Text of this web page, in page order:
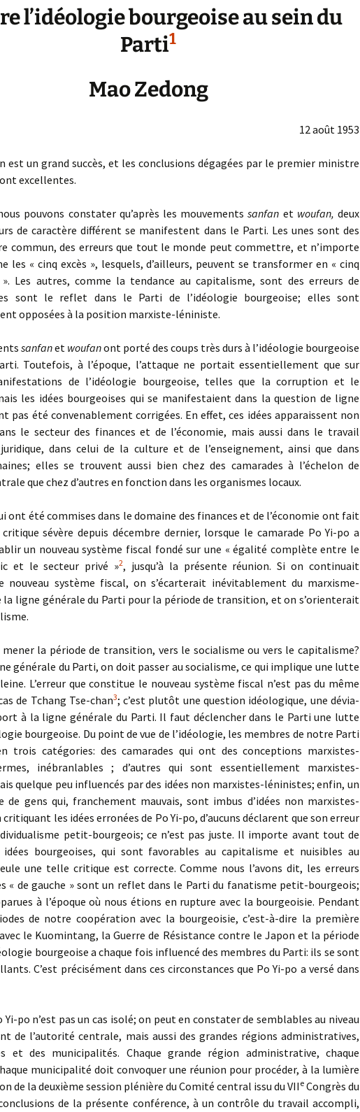
l’idéologie bourgeoise au sein du
Parti1
Mao Zedong
12 août 1953
est un grand succès, et les conclusions dégagées par le premier ministre
excellentes.
pouvons constater qu’après les mouvementssanfan et woufan, deux
de caractère différent se mani­festent dans le Parti. Les unes sont des
commun, des erreurs que tout le monde peut commettre, et n’importe
les « cinq excès », lesquels, d’ailleurs, peuvent se transformer en « cinq
». Les autres, comme la tendance au capitalisme, sont des erreurs de
sont le reflet dans le Parti de l’idéo­logie bourgeoise; elles sont
opposées à la position marxiste-léniniste.
sanfanet woufanont porté des coups très durs à l’idéologie bourgeoise
Toutefois, à l’époque, l’attaque ne portait essentiellement que sur
de l’idéo­logie bourgeoise, telles que la corruption et le
les idées bourgeoises qui se manifestaient dans la question de ligne
pas été convenablement corrigées. En effet, ces idées apparaissent non
le secteur des finances et de l’économie, mais aussi dans le travail
dans celui de la culture et de l’enseignement, ainsi que dans
elles se trouvent aussi bien chez des camarades à l’échelon de
que chez d’autres en fonction dans les organismes locaux.
ont été commises dans le domaine des finances et de l’économie ont fait
critique sévère depuis décembre dernier, lorsque le camarade Po Yi-po a
un nouveau système fiscal fondé sur une « égalité complète entre le
et le secteur privé »2, jusqu’à la présente réunion. Si on continuait
nouveau système fiscal, on s’écarterait inévitablement du marxisme-
la ligne générale du Parti pour la période de transition, et on s’orienterait
la période de transition, vers le socialisme ou vers le capitalisme?
générale du Parti, on doit passer au socialisme, ce qui implique une lutte
L’erreur que constitue le nouveau système fiscal n’est pas du même
de Tchang Tse-chan3; c’est plutôt une question idéologique, une dévia­
à la ligne générale du Parti. Il faut déclencher dans le Parti une lutte
bourgeoise. Du point de vue de l’idéologie, les membres de notre Parti
trois catégories: des camarades qui ont des conceptions marxistes-
inébranlables ; d’autres qui sont essentiellement marxistes-
quelque peu influencés par des idées non marxistes-léninistes; enfin, un
de gens qui, franchement mauvais, sont imbus d’idées non marxistes-
les idées erronées de Po Yi-po, d’aucuns déclarent que son erreur
petit-bourgeois; ce n’est pas juste. Il importe avant tout de
bourgeoises, qui sont favorables au capitalisme et nuisibles au
une telle critique est correcte. Comme nous l’avons dit, les erreurs
« de gauche » sont un reflet dans le Parti du fanatisme petit-bourgeois;
à l’époque où nous étions en rupture avec la bourgeoisie. Pendant
de notre coopération avec la bourgeoisie, c’est-à-dire la première
le Kuomintang, la Guerre de Résistance contre le Japon et la période
bourgeoise a chaque fois influencé des membres du Parti: ils se sont
C’est précisé­ment dans ces circonstances que Po Yi-po a versé dans
Yi-po n’est pas un cas isolé; on peut en constater de semblables au niveau
de l’autorité centrale, mais aussi des grandes régions administratives,
et des muni­cipalités. Chaque grande région administrative, chaque
municipalité doit convoquer une réunion pour procéder, à la lumière
de la deuxième session plénière du Comité central issu du VII e Congrès du
de la présente conférence, à un contrôle du travail accompli,